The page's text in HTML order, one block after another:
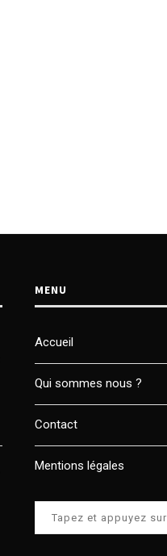
MENU
Accueil
Qui sommes nous ?
Contact
Mentions légales